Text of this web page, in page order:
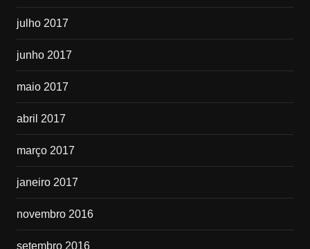
julho 2017
junho 2017
maio 2017
abril 2017
março 2017
janeiro 2017
novembro 2016
setembro 2016